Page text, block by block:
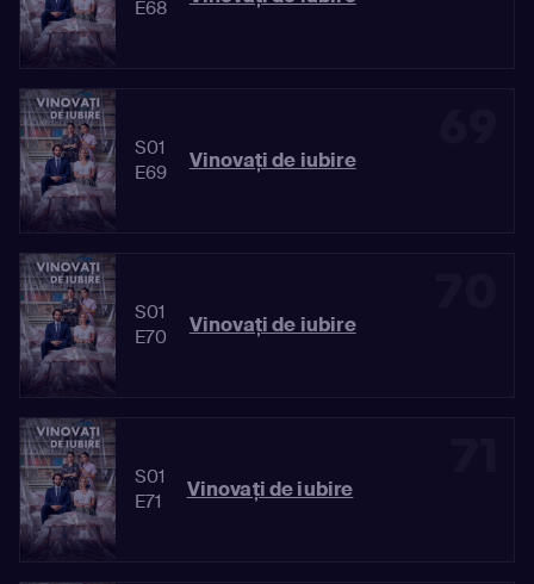
E68
S01
E69
Vinovaţi de iubire
S01
E70
Vinovaţi de iubire
S01
E71
Vinovaţi de iubire